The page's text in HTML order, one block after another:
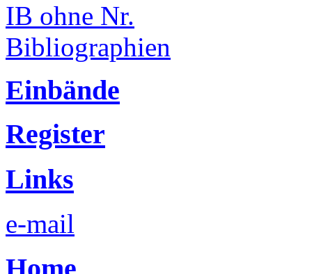
IB ohne Nr.
Bibliographien
Einbände
Register
Links
e-mail